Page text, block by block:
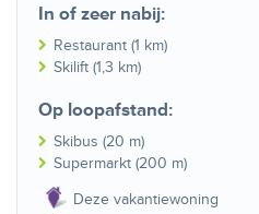
In of zeer nabij:
Restaurant (1 km)
Skilift (1,3 km)
Op loopafstand:
Skibus (20 m)
Supermarkt (200 m)
Deze vakantiewoning